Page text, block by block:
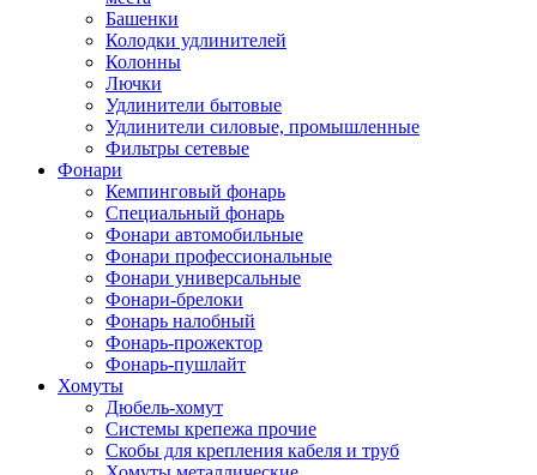
Башенки
Колодки удлинителей
Колонны
Лючки
Удлинители бытовые
Удлинители силовые, промышленные
Фильтры сетевые
Фонари
Кемпинговый фонарь
Специальный фонарь
Фонари автомобильные
Фонари профессиональные
Фонари универсальные
Фонари-брелоки
Фонарь налобный
Фонарь-прожектор
Фонарь-пушлайт
Хомуты
Дюбель-хомут
Системы крепежа прочие
Скобы для крепления кабеля и труб